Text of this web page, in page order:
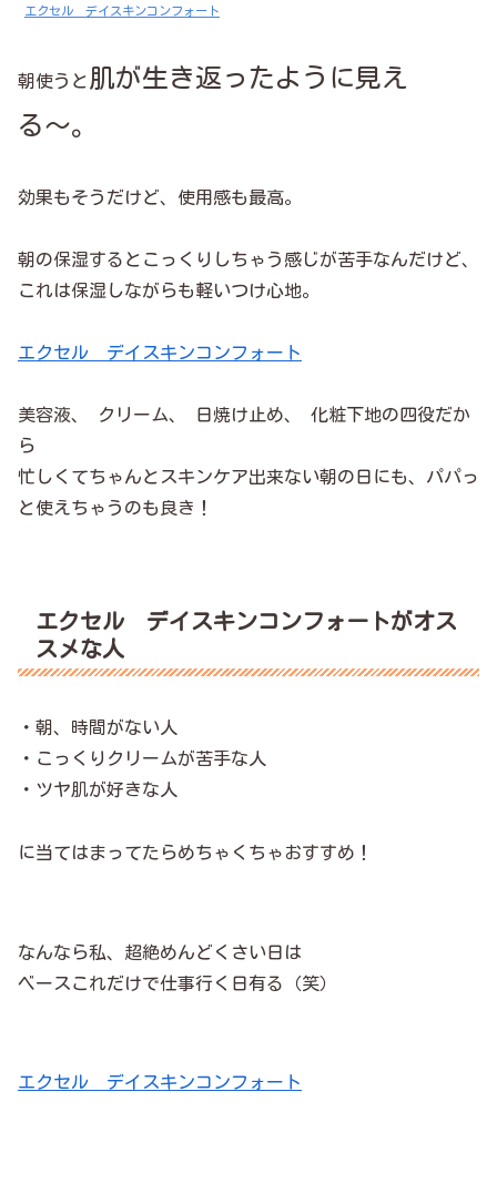
エクセル デイスキンコンフォート
朝使うと 肌が生き返ったように見え
る〜。
効果もそうだけど、使用感も最高。
朝の保湿するとこっくりしちゃう感じが苦手なんだけど、
これは保湿しながらも軽いつけ心地。
エクセル デイスキンコンフォート
美容液、 クリーム、 日焼け止め、 化粧下地の四役だか
ら
忙しくてちゃんとスキンケア出来ない朝の日にも、パパっ
と使えちゃうのも良き！
エクセル デイスキンコンフォートがオス
スメな人
・朝、時間がない人
・こっくりクリームが苦手な人
・ツヤ肌が好きな人
に当てはまってたらめちゃくちゃおすすめ！
なんなら私、超絶めんどくさい日は
ベースこれだけで仕事行く日有る（笑）
エクセル デイスキンコンフォート